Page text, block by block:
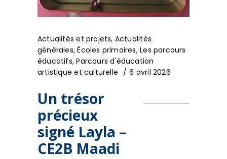
Actualités et projets, Actualités
générales,Écoles primaires,Les parcours
éducatifs,Parcours d'éducation
artistique et culturelle
6 avril 2026
Un trésor
précieux
signé Layla –
CE2B Maadi